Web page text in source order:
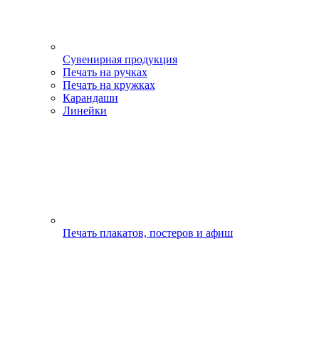
Сувенирная продукция
Печать на ручках
Печать на кружках
Карандаши
Линейки
Печать плакатов, постеров и афиш